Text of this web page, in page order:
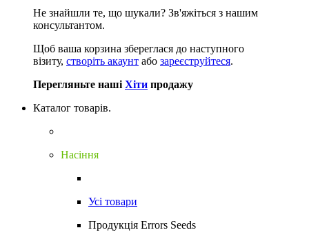
Не знайшли те, що шукали? Зв'яжіться з нашим
консультантом.
Щоб ваша корзина збереглася до наступного
візиту, створіть акаунт або зареєструйтеся.
Перегляньте наші Хіти продажу
Каталог товарів.
Насіння
Усі товари
Продукція Errors Seeds